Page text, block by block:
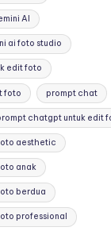
AI
ai foto studio
edit foto
foto prompt chat
chatgpt untuk edit
aesthetic
anak
berdua
professional